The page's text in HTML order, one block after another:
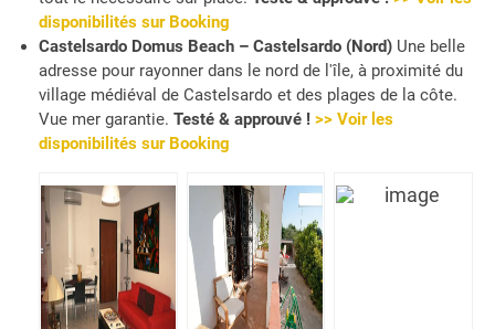
disponibilités sur Booking
Castelsardo Domus Beach – Castelsardo (Nord) Une belle
adresse pour rayonner dans le nord de l'île, à proximité du
village médiéval de Castelsardo et des plages de la côte.
Vue mer garantie. Testé & approuvé ! >> Voir les
disponibilités sur Booking